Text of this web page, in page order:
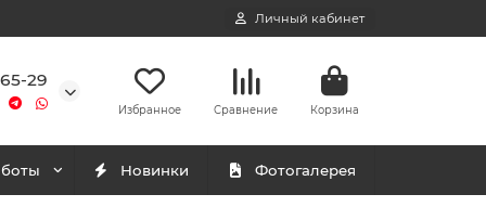
Личный кабинет
29
Избранное Сравнение Корзина
Новинки Фотогалерея